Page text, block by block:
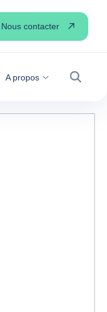
A propos
Nous contacter